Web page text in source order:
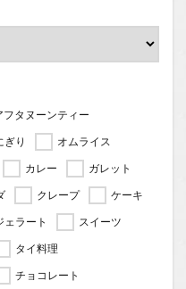
フタヌーンティー
ぎり
オムライス
カレー
ガレット
クレープ
ケーキ
ェラート
スイーツ
タイ料理
チョコレート